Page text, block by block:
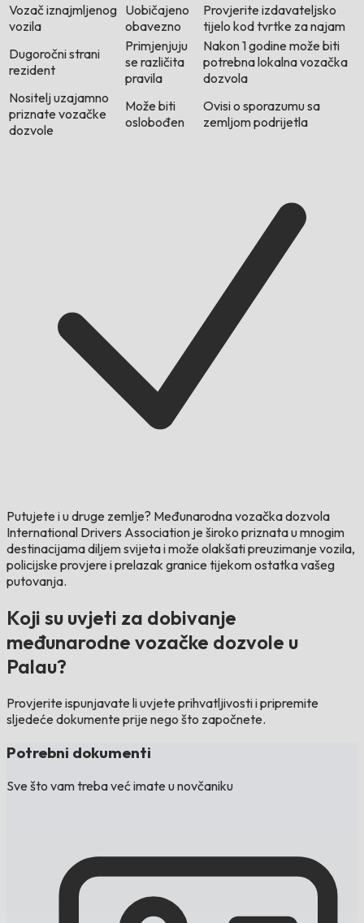
Vozač iznajmljenog
vozila
Uobičajeno
obavezno
Provjerite izdavateljsko
tijelo kod tvrtke za najam
Dugoročni strani
rezident
Primjenjuju
se različita
pravila
Nakon 1 godine može biti
potrebna lokalna vozačka
dozvola
Nositelj uzajamno
priznate vozačke
dozvole
Može biti
oslobođen
Ovisi o sporazumu sa
zemljom podrijetla
Putujete i u druge zemlje? Međunarodna vozačka dozvola
International Drivers Association je široko priznata u mnogim
destinacijama diljem svijeta i može olakšati preuzimanje vozila,
policijske provjere i prelazak granice tijekom ostatka vašeg
putovanja.
Koji su uvjeti za dobivanje
međunarodne vozačke dozvole u
Palau?
Provjerite ispunjavate li uvjete prihvatljivosti i pripremite
sljedeće dokumente prije nego što započnete.
Potrebni dokumenti
Sve što vam treba već imate u novčaniku